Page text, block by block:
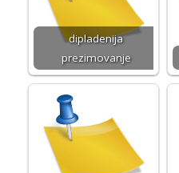
dipladenija
prezimovanje